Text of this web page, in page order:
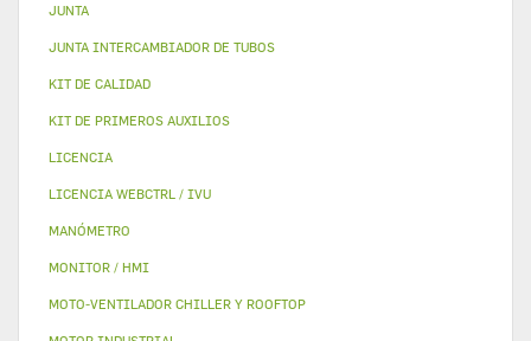
JUNTA
JUNTA INTERCAMBIADOR DE TUBOS
KIT DE CALIDAD
KIT DE PRIMEROS AUXILIOS
LICENCIA
LICENCIA WEBCTRL / IVU
MANÓMETRO
MONITOR / HMI
MOTO-VENTILADOR CHILLER Y ROOFTOP